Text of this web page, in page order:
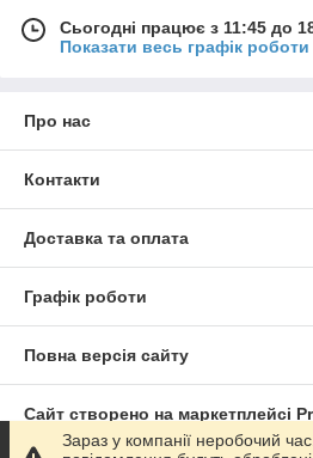
Сьогодні працює з 11:45 до
Показати весь графік роботи
Про нас
Контакти
Доставка та оплата
Графік роботи
Повна версія сайту
Сайт створено на маркетплейсі
Зараз у компанії неробочий